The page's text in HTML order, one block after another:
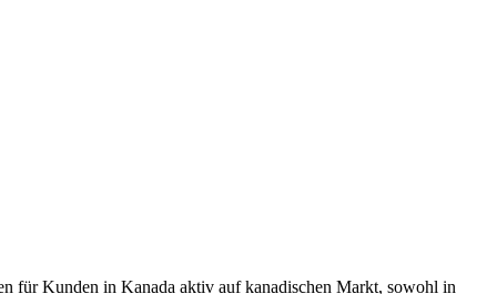
für Kunden in Kanada aktiv auf kanadischen Markt, sowohl in